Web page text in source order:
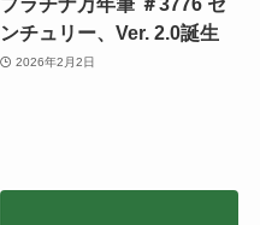
ンチュリー、Ver. 2.0誕生
2026年2月2日